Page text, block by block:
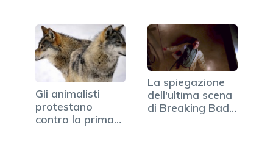
Gli animalisti
protestano
contro la prima
La spiegazione
dell'ultima scena
di Breaking Bad…